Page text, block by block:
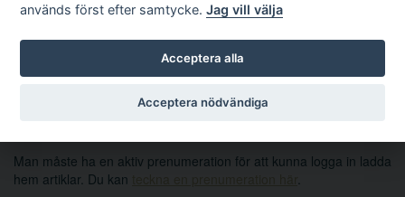
Sök
Logga in
Man måste ha en aktiv prenumeration för att kunna logga in ladda
hem artiklar. Du kan
används först efter samtycke.Jag vill välja
Acceptera alla
Acceptera nödvändiga